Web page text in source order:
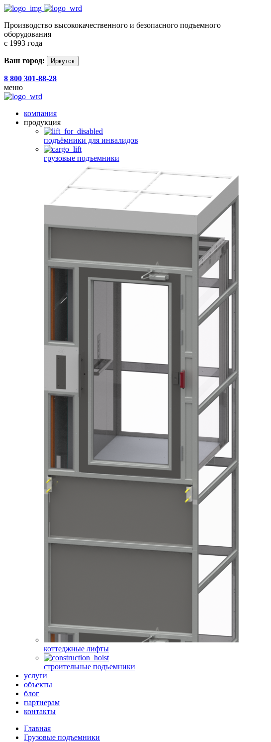
Производство высококачественного и безопасного подъемного
оборудования
с 1993 года
Ваш город: Иркутск
8 800 301-88-28
меню
компания
продукция
подъёмники для инвалидов
грузовые подъемники
коттеджные лифты
строительные подъемники
услуги
объекты
блог
партнерам
контакты
Главная
Грузовые подъемники